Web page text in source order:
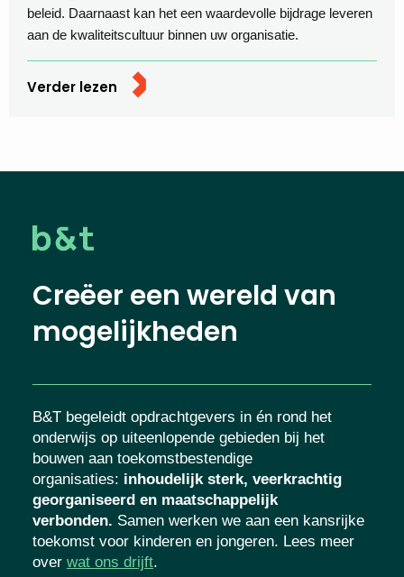
beleid. Daarnaast kan het een waardevolle bijdrage leveren
aan de kwaliteitscultuur binnen uw organisatie.
Verder lezen
Creëer een wereld van
mogelijkheden
B&T begeleidt opdrachtgevers in én rond het
onderwijs op uiteenlopende gebieden bij het
bouwen aan toekomstbestendige
organisaties: inhoudelijk sterk, veerkrachtig
georganiseerd en maatschappelijk
verbonden. Samen werken we aan een kansrijke
toekomst voor kinderen en jongeren. Lees meer
over wat ons drijft.